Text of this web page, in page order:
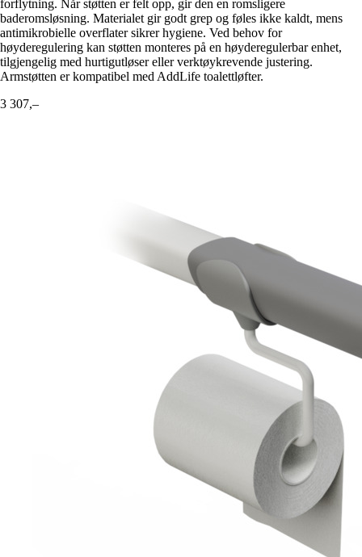
forflytning. Når støtten er felt opp, gir den en romsligere
baderomsløsning. Materialet gir godt grep og føles ikke kaldt, mens
antimikrobielle overflater sikrer hygiene. Ved behov for
høyderegulering kan støtten monteres på en høyderegulerbar enhet,
tilgjengelig med hurtigutløser eller verktøykrevende justering.
Armstøtten er kompatibel med AddLife toalettløfter.
3 307,–